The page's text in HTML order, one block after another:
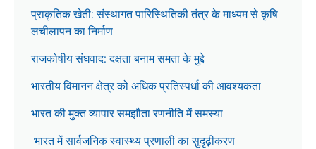
प्राकृतिक खेती: संस्थागत पारिस्थितिकी तंत्र के माध्यम से कृषि
लचीलापन का निर्माण
राजकोषीय संघवाद: दक्षता बनाम समता के मुद्दे
भारतीय विमानन क्षेत्र को अधिक प्रतिस्पर्धा की आवश्यकता
भारत की मुक्त व्यापार समझौता रणनीति में समस्या
भारत में सार्वजनिक स्वास्थ्य प्रणाली का सुदृढ़ीकरण